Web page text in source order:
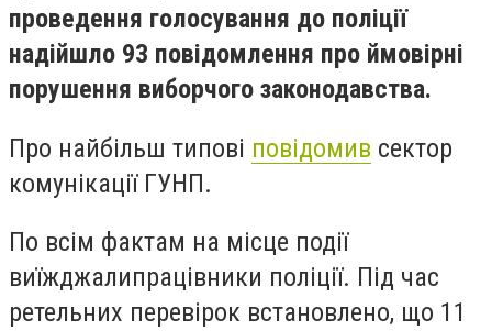
проведення голосування до поліції
надійшло 93 повідомлення про ймовірні
порушення виборчого законодавства.
Про найбільш типові повідомив сектор
комунікації ГУНП.
По всім фактам на місце події
виїжджалипрацівники поліції. Під час
ретельних перевірок встановлено, що 11